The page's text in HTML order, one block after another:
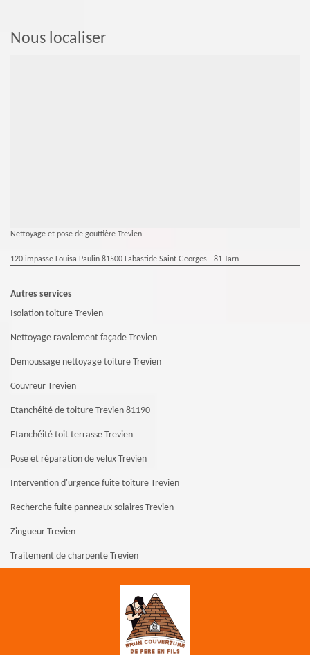
Nous localiser
Nettoyage et pose de gouttière Trevien
120 impasse Louisa Paulin 81500 Labastide Saint Georges - 81 Tarn
Autres services
Isolation toiture Trevien
Nettoyage ravalement façade Trevien
Demoussage nettoyage toiture Trevien
Couvreur Trevien
Etanchéité de toiture Trevien 81190
Etanchéité toit terrasse Trevien
Pose et réparation de velux Trevien
Intervention d'urgence fuite toiture Trevien
Recherche fuite panneaux solaires Trevien
Zingueur Trevien
Traitement de charpente Trevien